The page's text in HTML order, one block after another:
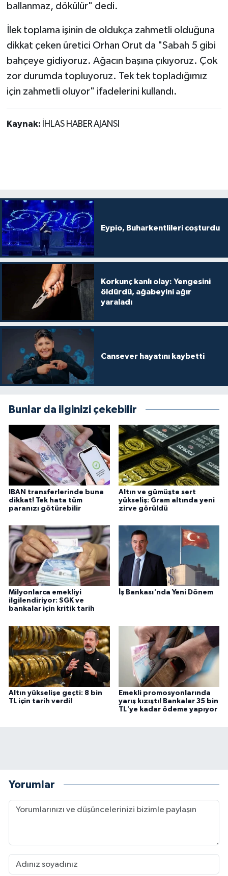
ballanmaz, dökülür" dedi.
İlek toplama işinin de oldukça zahmetli olduğuna
dikkat çeken üretici Orhan Orut da "Sabah 5 gibi
bahçeye gidiyoruz. Ağacın başına çıkıyoruz. Çok
zor durumda topluyoruz. Tek tek topladığımız
için zahmetli oluyor" ifadelerini kullandı.
Kaynak: İHLAS HABER AJANSI
Eypio, Buharkentlileri coşturdu
Korkunç kanlı olay: Yengesini
öldürdü, ağabeyini ağır
yaraladı
Cansever hayatını kaybetti
Bunlar da ilginizi çekebilir
IBAN transferlerinde buna
dikkat! Tek hata tüm
paranızı götürebilir
Altın ve gümüşte sert
yükseliş: Gram altında yeni
zirve görüldü
Milyonlarca emekliyi
ilgilendiriyor: SGK ve
bankalar için kritik tarih
İş Bankası'nda Yeni Dönem
Altın yükselişe geçti: 8 bin
TL için tarih verdi!
Emekli promosyonlarında
yarış kızıştı! Bankalar 35 bin
TL'ye kadar ödeme yapıyor
Yorumlar